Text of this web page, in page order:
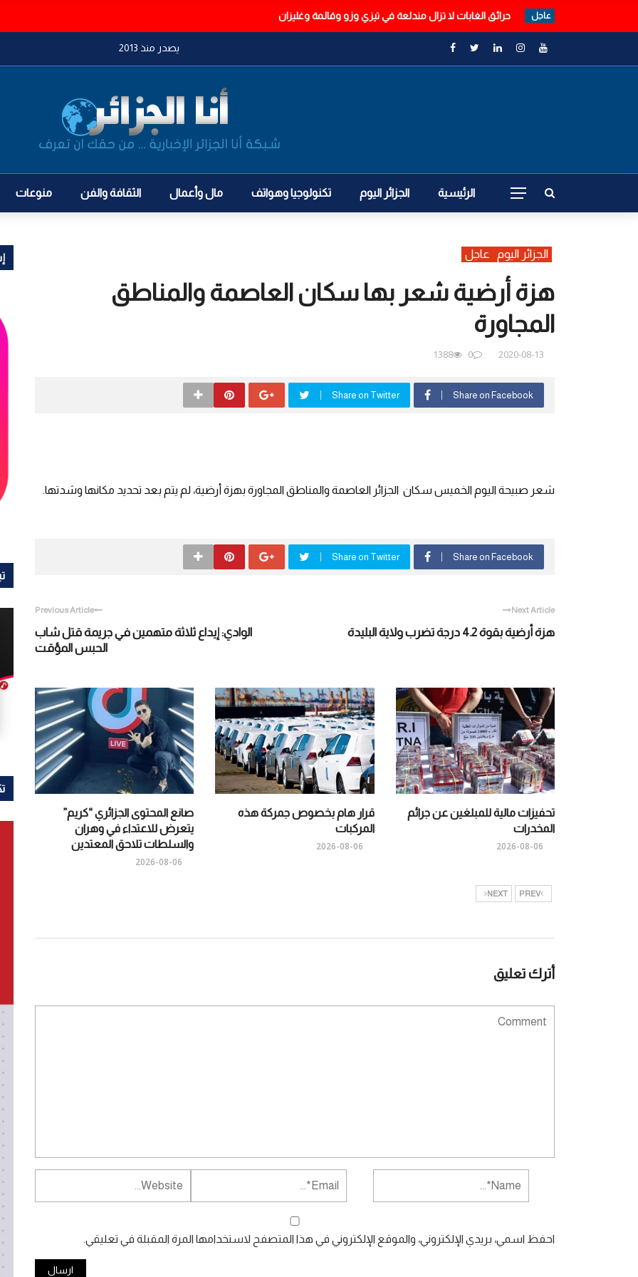
عاجل حرائق الغابات لا تزال مندلعة في تيزي وزو وقالمة وغليزان
يصدر منذ 2013
الرئيسية الجزائر اليوم تكنولوجيا وهواتف مال وأعمال الثقافة والفن منوعات
الجزائر اليوم عاجل
هزة أرضية شعر بها سكان العاصمة والمناطق
المجاورة
2020-08-13
0
1388
Share on Facebook
Share on Twitter
شعر صبيحة اليوم الخميس سكان الجزائر العاصمة والمناطق المجاورة بهزة أرضية، لم يتم بعد تحديد مكانها وشدتها.
Share on Facebook
Share on Twitter
Previous Article
الوادي: إيداع ثلاثة متهمين في جريمة قتل شاب
الحبس المؤقت
Next Article
هزة أرضية بقوة 4.2 درجة تضرب ولاية البليدة
تحفيزات مالية للمبلغين عن جرائم
المخدرات
2026-08-06
قرار هام بخصوص جمركة هذه
المركبات
2026-08-06
صانع المحتوى الجزائري “كريم”
يتعرض للاعتداء في وهران
والسلطات تلاحق المعتدين
2026-08-06
PREV
NEXT
أترك تعليق
احفظ اسمي، بريدي الإلكتروني، والموقع الإلكتروني في هذا المتصفح لاستخدامها المرة المقبلة في تعليقي.